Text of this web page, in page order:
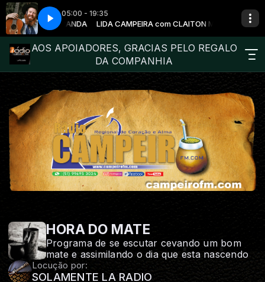
05:00 - 19:35
CLAITON MIRANDA LIDA CAMPEIRA com CLAITON MIRANDA
- No Chaquaio do PandeiroRicardo Bergha e Grupo Carqueja - No
AOS APOIADORES, GRACIAS PELO REGALO
DA COMPANHIA
HORA DO MATE
Programa de se escutar cevando um bom
mate e assimilando o dia que esta nascendo
Locução por:
SOLAMENTE LA RADIO